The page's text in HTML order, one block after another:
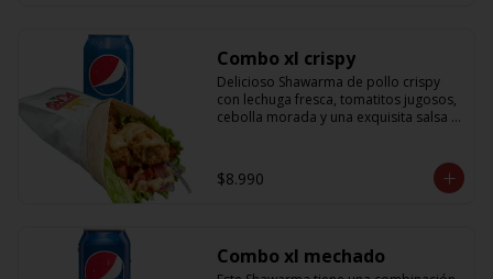
Combo xl crispy
Delicioso Shawarma de pollo crispy
con lechuga fresca, tomatitos jugosos,
cebolla morada y una exquisita salsa
$8.990
Combo xl mechado